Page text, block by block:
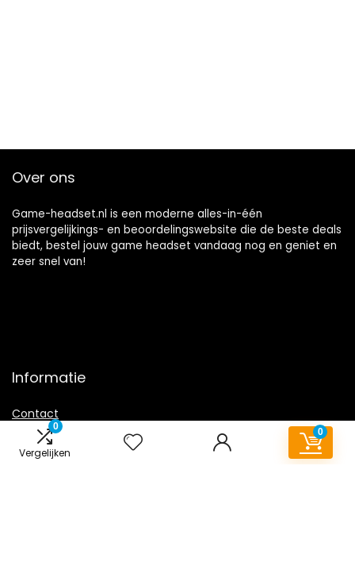
0
Vergelijken
0
Over ons
Game-headset.nl is een moderne alles-in-één
prijsvergelijkings- en beoordelingswebsite die de beste deals
biedt, bestel jouw game headset vandaag nog en geniet en
zeer snel van!
Informatie
Contact
Klantenservice
Over ons